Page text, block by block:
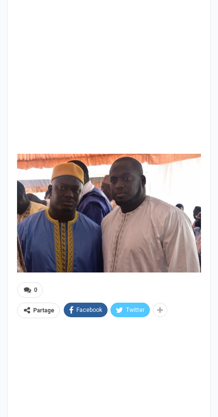
0
Partage Facebook Twitter